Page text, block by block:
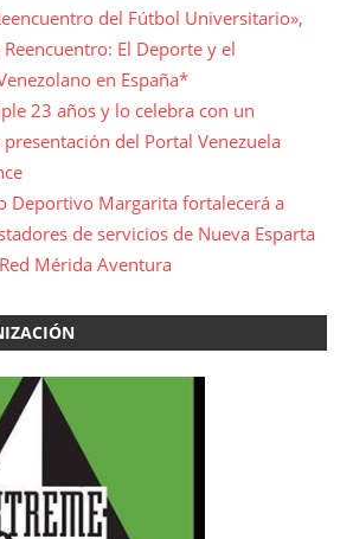
del Fútbol Universitario»,
El Deporte y el
en España*
23 años y lo celebra con un
del Portal Venezuela
Deportivo Margarita fortalecerá a
de servicios de Nueva Esparta
Mérida Aventura